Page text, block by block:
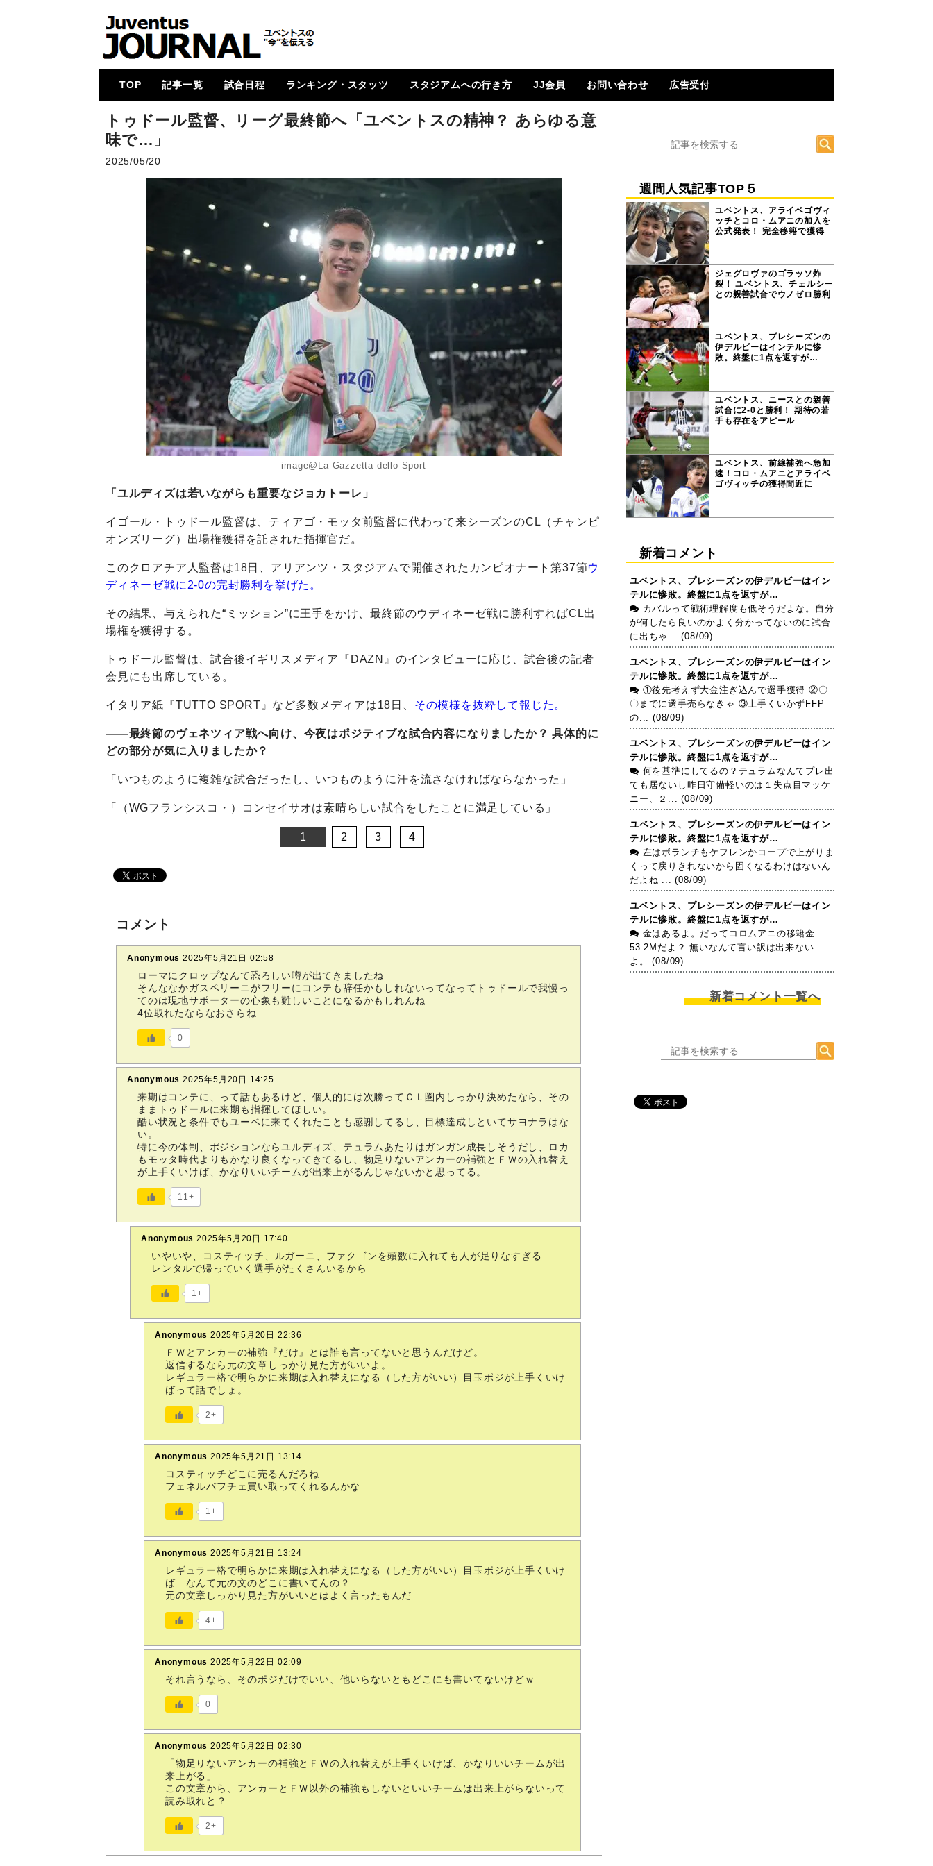
TOP 記事一覧
メイン
コラム
特集
メルカート
動画
試合レビュー
招集メンバー
UCL
U23・下部組織・
Women
カルチョ全般
試合日程
2017-18
2018-19
2019-20
2020-21
2021-22
2022-23
2023-24
2024-25
ランキング・スタッツ
各国順位表
次節 日程一覧
ゴールランキング
スタジアムへの行き方
はじめに
How To Go ?
JJ会員
JJ会員とは
ログイン
会員ページ
登録方法（図解）
お問い合わせ 広告受付
トゥドール監督、リーグ最終節へ「ユベントスの精神？ あらゆる意
味で…」
2025/05/20
image@La Gazzetta dello Sport
「ユルディズは若いながらも重要なジョカトーレ」
イゴール・トゥドール監督は、ティアゴ・モッタ前監督に代わって来シーズンのCL（チャンピ
オンズリーグ）出場権獲得を託された指揮官だ。
このクロアチア人監督は18日、アリアンツ・スタジアムで開催されたカンピオナート第37節ウ
ディネーゼ戦に2-0の完封勝利を挙げた。
その結果、与えられた“ミッション”に王手をかけ、最終節のウディネーゼ戦に勝利すればCL出
場権を獲得する。
トゥドール監督は、試合後イギリスメディア『DAZN』のインタビューに応じ、試合後の記者
会見にも出席している。
イタリア紙『TUTTO SPORT』など多数メディアは18日、 その模様を抜粋して報じた。
――最終節のヴェネツィア戦へ向け、今夜はポジティブな試合内容になりましたか？ 具体的に
どの部分が気に入りましたか？
「いつものように複雑な試合だったし、いつものように汗を流さなければならなかった」
「（WGフランシスコ・）コンセイサオは素晴らしい試合をしたことに満足している」
1 2 3 4
コメント
Anonymous 2025年5月21日 02:58
ローマにクロップなんて恐ろしい噂が出てきましたね
そんななかガスペリーニがフリーにコンテも辞任かもしれないってなってトゥドールで我慢っ
てのは現地サポーターの心象も難しいことになるかもしれんね
4位取れたならなおさらね
0
Anonymous 2025年5月20日 14:25
来期はコンテに、って話もあるけど、個人的には次勝ってＣＬ圏内しっかり決めたなら、その
ままトゥドールに来期も指揮してほしい。
酷い状況と条件でもユーベに来てくれたことも感謝してるし、目標達成しといてサヨナラはな
い。
特に今の体制、ポジションならユルディズ、テュラムあたりはガンガン成長しそうだし、ロカ
もモッタ時代よりもかなり良くなってきてるし、物足りないアンカーの補強とＦＷの入れ替え
が上手くいけば、かなりいいチームが出来上がるんじゃないかと思ってる。
11+
Anonymous 2025年5月20日 17:40
いやいや、コスティッチ、ルガーニ、ファクゴンを頭数に入れても人が足りなすぎる
レンタルで帰っていく選手がたくさんいるから
1+
Anonymous 2025年5月20日 22:36
ＦＷとアンカーの補強『だけ』とは誰も言ってないと思うんだけど。
返信するなら元の文章しっかり見た方がいいよ。
レギュラー格で明らかに来期は入れ替えになる（した方がいい）目玉ポジが上手くいけ
ばって話でしょ。
2+
Anonymous 2025年5月21日 13:14
コスティッチどこに売るんだろね
フェネルバフチェ買い取ってくれるんかな
1+
Anonymous 2025年5月21日 13:24
レギュラー格で明らかに来期は入れ替えになる（した方がいい）目玉ポジが上手くいけ
ば なんて元の文のどこに書いてんの？
元の文章しっかり見た方がいいとはよく言ったもんだ
4+
Anonymous 2025年5月22日 02:09
それ言うなら、そのポジだけでいい、他いらないともどこにも書いてないけどｗ
0
Anonymous 2025年5月22日 02:30
「物足りないアンカーの補強とＦＷの入れ替えが上手くいけば、かなりいいチームが出
来上がる」
この文章から、アンカーとＦＷ以外の補強もしないといいチームは出来上がらないって
読み取れと？
2+
週間人気記事TOP５
ユベントス、アライベゴヴィ
ッチとコロ・ムアニの加入を
公式発表！ 完全移籍で獲得
ジェグロヴァのゴラッソ炸
裂！ ユベントス、チェルシー
との親善試合でウノゼロ勝利
ユベントス、プレシーズンの
伊デルビーはインテルに惨
敗。終盤に1点を返すが…
ユベントス、ニースとの親善
試合に2-0と勝利！ 期待の若
手も存在をアピール
ユベントス、前線補強へ急加
速！コロ・ムアニとアライベ
ゴヴィッチの獲得間近に
新着コメント
ユベントス、プレシーズンの伊デルビーはイン
テルに惨敗。終盤に1点を返すが…
カバルって戦術理解度も低そうだよな。自分
が何したら良いのかよく分かってないのに試合
に出ちゃ... (08/09)
ユベントス、プレシーズンの伊デルビーはイン
テルに惨敗。終盤に1点を返すが…
①後先考えず大金注ぎ込んで選手獲得 ②〇
〇までに選手売らなきゃ ③上手くいかずFFP
の... (08/09)
ユベントス、プレシーズンの伊デルビーはイン
テルに惨敗。終盤に1点を返すが…
何を基準にしてるの？テュラムなんてプレ出
ても居ないし昨日守備軽いのは１失点目マッケ
ニー、２... (08/09)
ユベントス、プレシーズンの伊デルビーはイン
テルに惨敗。終盤に1点を返すが…
左はボランチもケフレンかコープで上がりま
くって戻りきれないから固くなるわけはないん
だよね ... (08/09)
ユベントス、プレシーズンの伊デルビーはイン
テルに惨敗。終盤に1点を返すが…
金はあるよ。だってコロムアニの移籍金
53.2Mだよ？ 無いなんて言い訳は出来ない
よ。 (08/09)
新着コメント一覧へ